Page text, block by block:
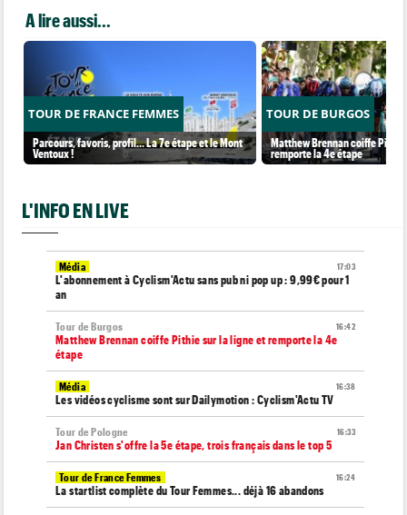
A lire aussi...
TOUR DE FRANCE FEMMES
Parcours, favoris, profil… La 7e étape et le Mont
Ventoux !
TOUR DE BURGOS
Matthew Brennan coiffe Pithie
remporte la 4e étape
L'INFO EN LIVE
17:03
Média
L'abonnement à Cyclism'Actu sans pub ni pop up : 9,99€ pour 1
an
16:42
Tour de Burgos
Matthew Brennan coiffe Pithie sur la ligne et remporte la 4e
étape
16:38
Média
Les vidéos cyclisme sont sur Dailymotion : Cyclism'Actu TV
16:33
Tour de Pologne
Jan Christen s'offre la 5e étape, trois français dans le top 5
16:24
Tour de France Femmes
La startlist complète du Tour Femmes... déjà 16 abandons